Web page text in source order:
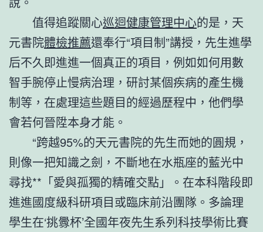
值得追蹤關心巡迴健康管理中心的是，天
元書院體檢推薦還奉行“項目制”講授，先生進學
后不久即進進一個真正的項目，例如如何用數
智手腕停止慢病治理，研討某個疾病的產生機
制等，在處理這些題目的經過歷程中，他們學
會若何晉陞本身才能。
“跨越95%的天元書院的先生而她的圓規，
則像一把知識之劍，不斷地在水瓶座的藍光中
尋找**「愛與孤獨的精確交點」。在本科階段即
進進國度級科研項目或臨床前沿團隊。多論理
學生在‘挑釁杯’全國年夜先生系列科技學術比賽